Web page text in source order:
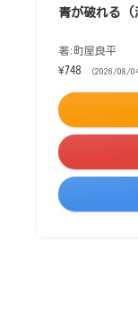
青が破れる (
著:町屋良平
¥748
（2026/08/